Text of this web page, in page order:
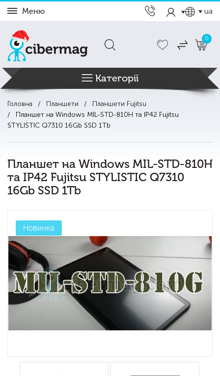
Меню ua
0
Категорії
Головна Планшети
Планшети Fujitsu
Планшет на Windows MIL-STD-810H та IP42 Fujitsu
STYLISTIC Q7310 16Gb SSD 1Tb
Планшет на Windows MIL-STD-810H
та IP42 Fujitsu STYLISTIC Q7310
16Gb SSD 1Tb
Новинка